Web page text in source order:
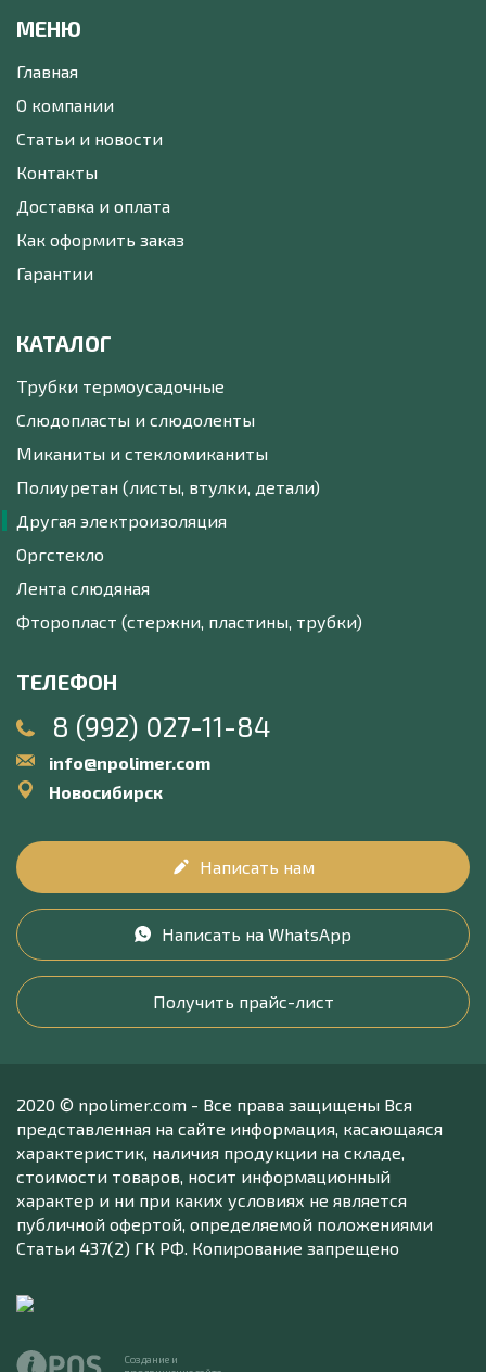
МЕНЮ
Главная
О компании
Статьи и новости
Контакты
Доставка и оплата
Как оформить заказ
Гарантии
КАТАЛОГ
Трубки термоусадочные
Слюдопласты и слюдоленты
Миканиты и стекломиканиты
Полиуретан (листы, втулки, детали)
Другая электроизоляция
Оргстекло
Лента слюдяная
Фторопласт (стержни, пластины, трубки)
ТЕЛЕФОН
8 (992) 027-11-84
info@npolimer.com
Новосибирск
Написать нам
Написать на WhatsApp
Получить прайс-лист
2020 © npolimer.com - Все права защищены Вся
представленная на сайте информация, касающаяся
характеристик, наличия продукции на складе,
стоимости товаров, носит информационный
характер и ни при каких условиях не является
публичной офертой, определяемой положениями
Статьи 437(2) ГК РФ. Копирование запрещено
Создание и